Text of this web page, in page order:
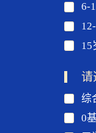
6-
15
请
综
0